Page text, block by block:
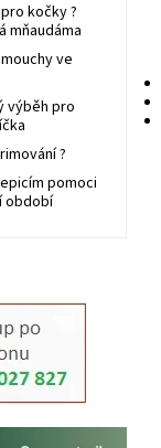
kočky ?
mňaudáma
ve
výběh pro
?
pomoci
období